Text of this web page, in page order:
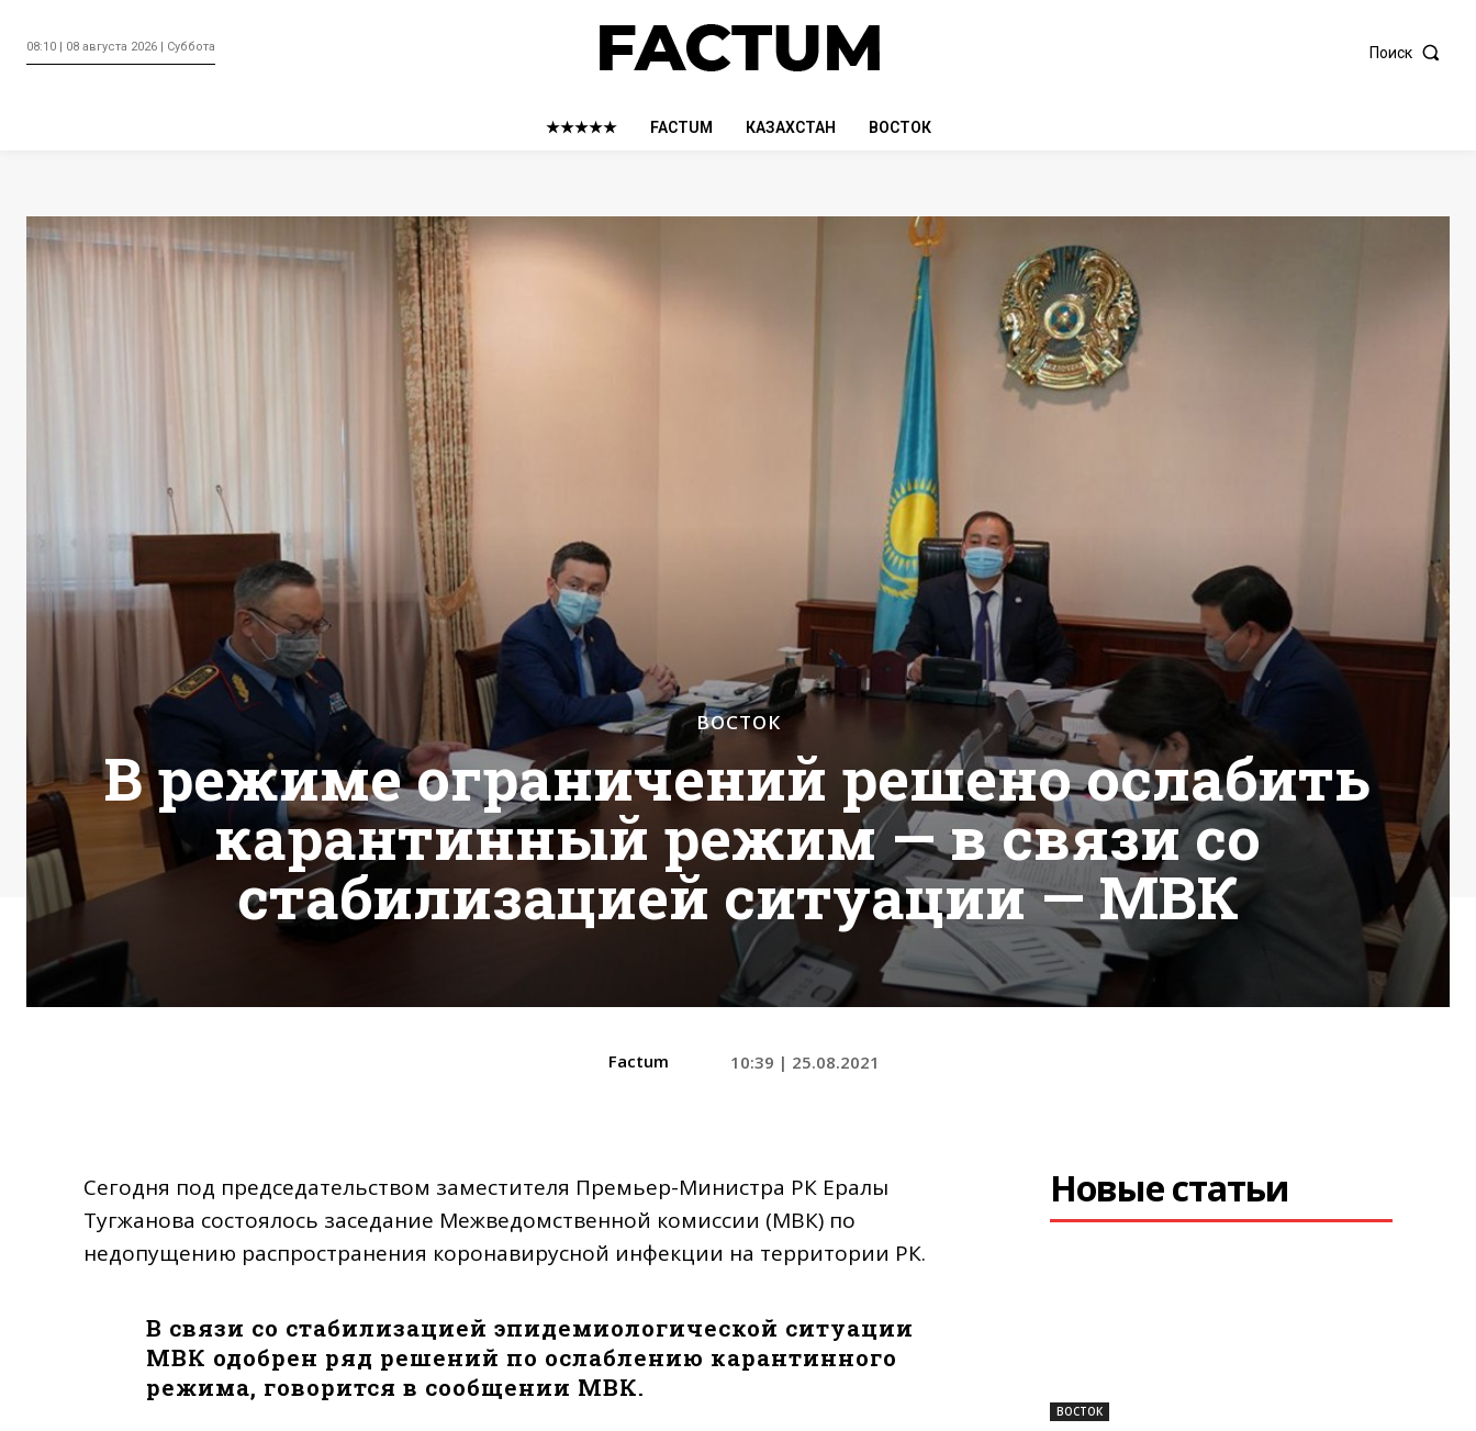
08:10 | 08 августа 2026 | Суббота Поиск
★★★★★ FACTUM КАЗАХСТАН ВОСТОК
ВОСТОК
В режиме ограничений решено ослабить
карантинный режим — в связи со
стабилизацией ситуации — МВК
Factum 10:39 | 25.08.2021
Сегодня под председательством заместителя Премьер-Министра РК Ералы
Тугжанова состоялось заседание Межведомственной комиссии (МВК) по
недопущению распространения коронавирусной инфекции на территории РК.
В связи со стабилизацией эпидемиологической ситуации
МВК одобрен ряд решений по ослаблению карантинного
режима, говорится в сообщении МВК.
Новые статьи
ВОСТОК